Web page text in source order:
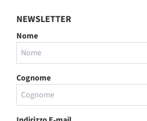
NEWSLETTER
Nome
Cognome